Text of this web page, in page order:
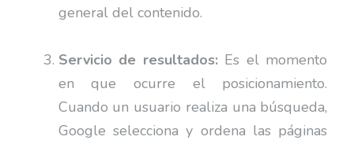
general del contenido.
Servicio de resultados:Es el momento
en que ocurre el posicionamiento.
Cuando un usuario realiza una búsqueda,
Google selecciona y ordena las páginas